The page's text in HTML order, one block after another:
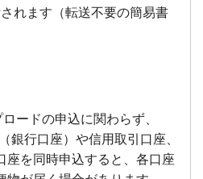
れます（転送不要の簡易書
ードの申込に関わらず、
銀行口座）や信用取引口座、
座を同時申込すると、各口座